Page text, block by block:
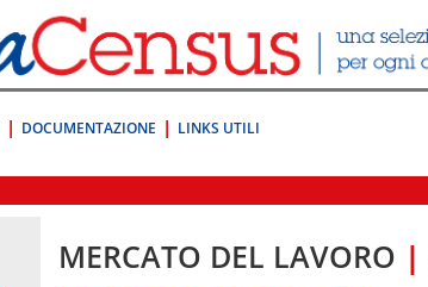
DOCUMENTAZIONE LINKS UTILI
MERCATO DEL LAVORO |